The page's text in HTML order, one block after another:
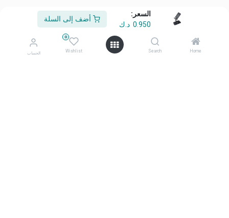
السعر:
0.950 د.ك
أضف إلى السلة
Home
Search
0
Wishlist الحساب
أهلًا وسهلًا بكم في شركة معرض أفكاري